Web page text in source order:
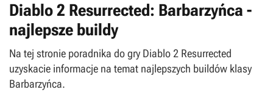
Diablo 2 Resurrected: Barbarzyńca -
najlepsze buildy
Na tej stronie poradnika do gry Diablo 2 Resurrected
uzyskacie informacje na temat najlepszych buildów klasy
Barbarzyńca.